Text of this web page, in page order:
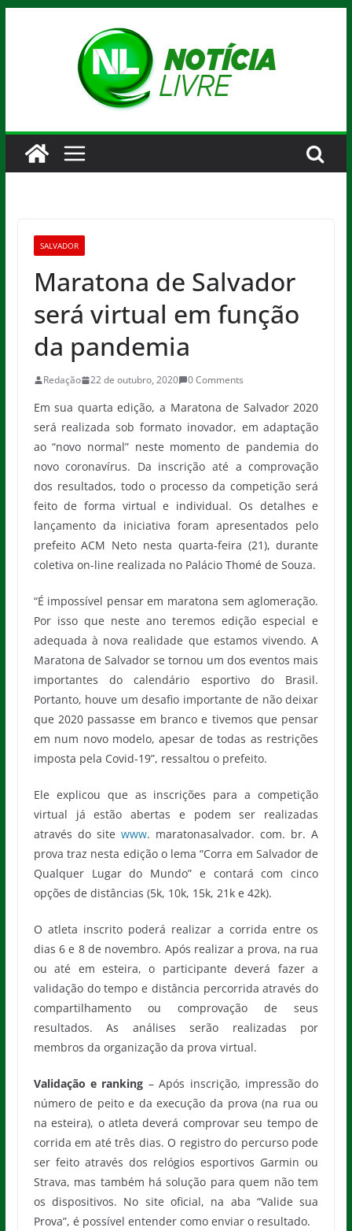
SALVADOR
Maratona de Salvador
será virtual em função
da pandemia
Redação 22 de outubro, 2020 0 Comments
Em sua quarta edição, a Maratona de Salvador 2020
será realizada sob formato inovador, em adaptação
ao “novo normal” neste momento de pandemia do
novo coronavírus. Da inscrição até a comprovação
dos resultados, todo o processo da competição será
feito de forma virtual e individual. Os detalhes e
lançamento da iniciativa foram apresentados pelo
prefeito ACM Neto nesta quarta-feira (21), durante
coletiva on-line realizada no Palácio Thomé de Souza.
“É impossível pensar em maratona sem aglomeração.
Por isso que neste ano teremos edição especial e
adequada à nova realidade que estamos vivendo. A
Maratona de Salvador se tornou um dos eventos mais
importantes do calendário esportivo do Brasil.
Portanto, houve um desafio importante de não deixar
que 2020 passasse em branco e tivemos que pensar
em num novo modelo, apesar de todas as restrições
imposta pela Covid-19”, ressaltou o prefeito.
Ele explicou que as inscrições para a competição
virtual já estão abertas e podem ser realizadas
através do site www. maratonasalvador. com. br. A
prova traz nesta edição o lema “Corra em Salvador de
Qualquer Lugar do Mundo” e contará com cinco
opções de distâncias (5k, 10k, 15k, 21k e 42k).
O atleta inscrito poderá realizar a corrida entre os
dias 6 e 8 de novembro. Após realizar a prova, na rua
ou até em esteira, o participante deverá fazer a
validação do tempo e distância percorrida através do
compartilhamento ou comprovação de seus
resultados. As análises serão realizadas por
membros da organização da prova virtual.
Validação e ranking – Após inscrição, impressão do
número de peito e da execução da prova (na rua ou
na esteira), o atleta deverá comprovar seu tempo de
corrida em até três dias. O registro do percurso pode
ser feito através dos relógios esportivos Garmin ou
Strava, mas também há solução para quem não tem
os dispositivos. No site oficial, na aba “Valide sua
Prova”, é possível entender como enviar o resultado.